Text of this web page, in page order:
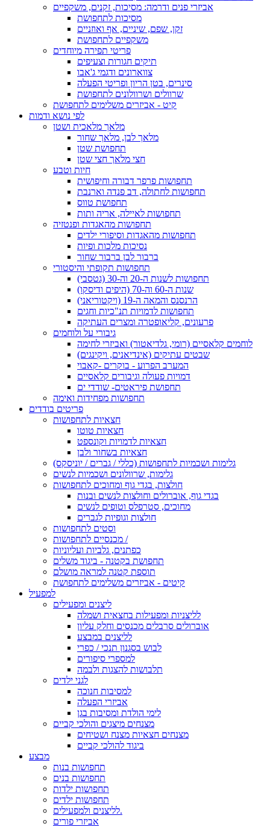
אביזרי פנים ודרמה: מסיכות, זקנים, משקפיים
מסיכות לתחפושת
זקן, שפם, שיניים, אף ואוזניים
משקפיים לתחפושת
פריטי תפירה מיוחדים
תיקים חגורות וצעיפים
צווארונים ודגמי ג'אבו
סינרים, בטן הריון ופריטי הפעלה
שרוולים ושרוולונים לתחפושת
קיט - אביזרים משלימים לתחפושת
לפי נושא ודמות
מלאך מלאכית ושטן
מלאך לבן, מלאך שחור
תחפושת שטן
חצי מלאך חצי שטן
חיות וטבע
תחפושות פרפר דבורה וחיפושית
תחפושות לחתולה, דב פנדה וארנבת
תחפושת טווס
תחפושות לאיילה, אריה ותות
תחפושות מהאגדות ופנטזיה
תחפושות מהאגדות וסיפורי ילדים
נסיכות מלכות ופיות
ברבור לבן ברבור שחור
תחפושות תקופתי והיסטורי
תחפושות לשנות ה-20 וה-30 (גטסבי)
שנות ה-60 וה-70 (היפים ודיסקו)
הרנסנס והמאה ה-19 (ויקטוריאני)
תחפושות לדמויות תנ"כיות וחגים
פרעונים, קליאופטרה ומצרים העתיקה
גיבורי על ולוחמים
לוחמים קלאסיים (רומי, גלדיאטור) ואביזרי לחימה
שבטים עתיקים (אינדיאנים, ויקינגים)
המערב הפרוע - בוקרים -קאבוי
דמויות פעולה וגיבורים קלאסיים
תחפושת פיראטים- שודדי ים
תחפושות מפחידות ואימה
פריטים בודדים
חצאיות לתחפושות
חצאיות טוטו
חצאיות לדמויות וקונספט
חצאיות בשחור ולבן
גלימות ושכמיות לתחפושות (כללי / גברים / יוניסקס)
גלימות, שרוולונים ושכמיות לנשים
חולצות, בגדי גוף ומחוכים לתחפושות
בגדי גוף, אוברולים וחולצות לנשים ובנות
מחוכים, סטרפלס וטופים לנשים
חולצות וגופיות לגברים
וסטים לתחפושות
מכנסיים לתחפושות /
כפתנים, גלביות ועליוניות
תחפושת בקטנה - ביגוד משלים
תוספת קטנה למראה מושלם
קיטים - אביזרים משלימים לתחפושת
למפעיל
ליצנים ומפעילים
לליצניות ומפעילות בחצאית ושמלה
אוברולים סרבלים מכנסים וחלק עליון
לליצנים במבצע
לבוש בסגנון תנכי / כפרי
למספרי סיפורים
תלבושות להצגות ולבמה
לגני ילדים
למסיבות חנוכה
אביזרי הפעלה
לימי הולדת ומסיבות בגן
מצנחים מיצגים והולכי קביים
מצנחים חצאיות מצנח ושטיחים
ביגוד להולכי קביים
מבצע
תחפושות בנות
תחפושות בנים
תחפושות ילדות
תחפושות ילדים
לליצנים ולמפעילים.
אביזרי פורים